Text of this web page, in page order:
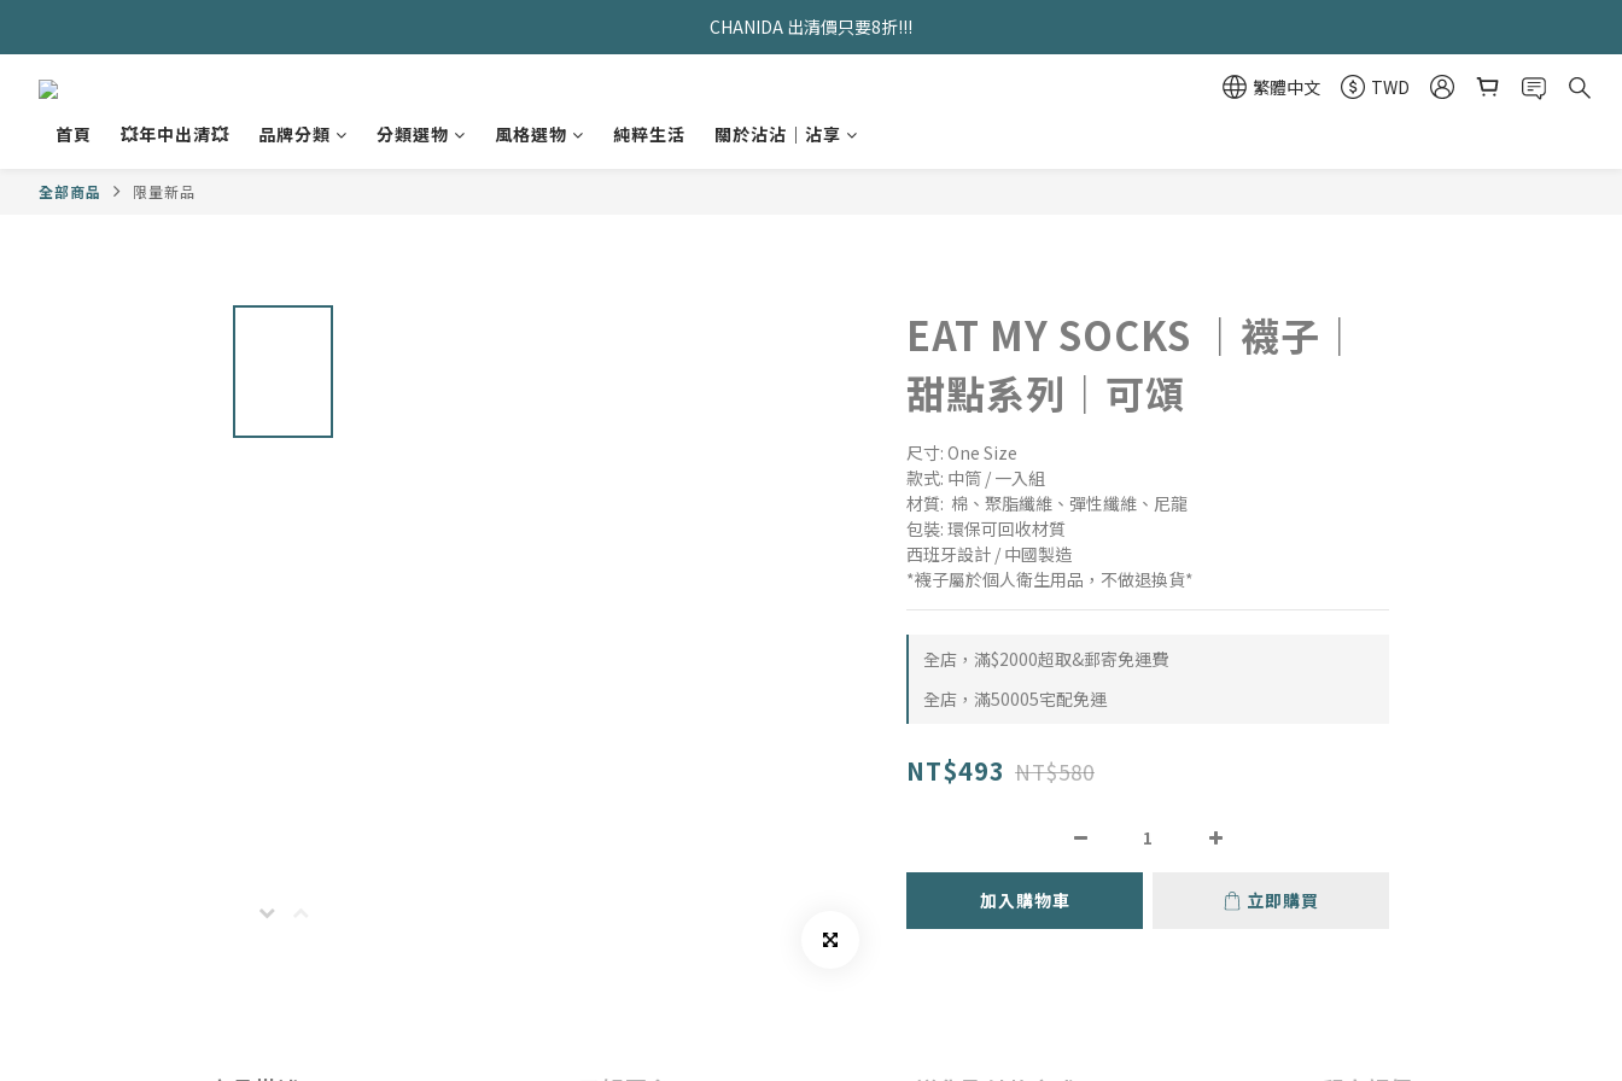
久坐神器>>坐&靠墊組合只要$1488
CHANIDA 出清價只要8折!!!
繁體中文
TWD
首頁
💥年中出清💥 品牌分類 分類選物 風格選物 純粹生活 關於沾沾｜沾享
全部商品 限量新品
EAT MY SOCKS ｜襪子｜
甜點系列｜可頌
尺寸: One Size
款式: 中筒 / 一入組
材質:  棉、聚脂纖維、彈性纖維、尼龍
包裝: 環保可回收材質
西班牙設計 / 中國製造
*襪子屬於個人衛生用品，不做退換貨*
全店，滿$2000超取&郵寄免運費
全店，滿50005宅配免運
NT$493 NT$580
加入購物車 立即購買